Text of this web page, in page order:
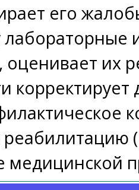
его
лабораторные
их
корректирует
реабилитацию
медицинской